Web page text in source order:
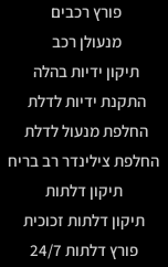
פורץ רכבים
מנעולן רכב
תיקון ידיות בהלה
התקנת ידיות לדלת
החלפת מנעול לדלת
החלפת צילינדר רב בריח
תיקון דלתות
תיקון דלתות זכוכית
פורץ דלתות 24/7